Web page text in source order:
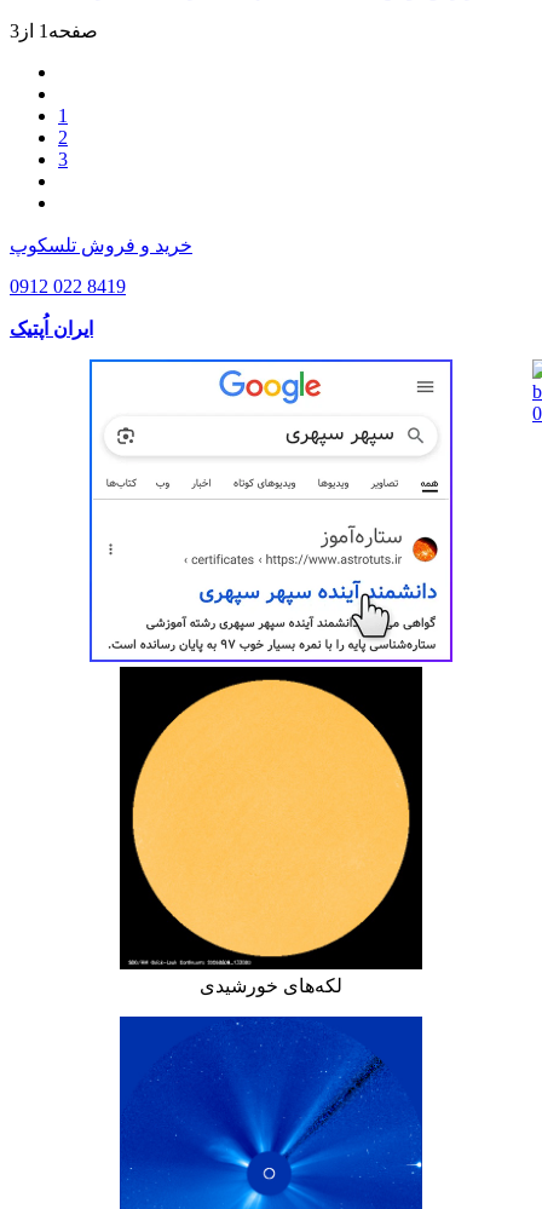
صفحه1 از3
1
2
3
خرید و فروش تلسکوپ
0912 022 8419
ایران اُپتیک
لکه‌های خورشیدی